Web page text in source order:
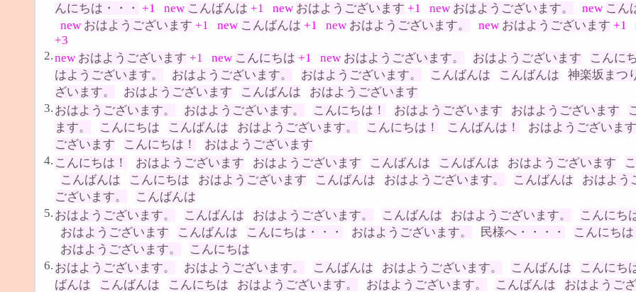
んにちは・・・ +1 new こんばんは +1 new おはようございます +1 new おはようございます。 new こん
new おはようございます +1 new こんばんは +1 new おはようございます。 new おはようございます +1
+3
2.new おはようございます +1 new こんにちは +1 new おはようございます。 おはようございます こんに
はようございます。
おはようございます。 おはようございます。 こんばんは こんばんは 神楽坂まつ
ざいます。
おはようございます こんばんは
おはようございます
3. おはようございます。 おはようございます。 こんにちは！ おはようございます おはようございます
ます。
こんにちは こんばんは おはようございます。 こんにちは！ こんばんは！ おはようございます
ございます
こんにちは！
おはようございます
4. こんにちは！ おはようございます おはようございます こんばんは こんばんは おはようございます
こんばんは
こんにちは おはようございます こんばんは おはようございます。 こんばんは おはよう
ございます。
こんばんは
5. おはようございます。 こんばんは おはようございます。 こんばんは おはようございます。 こんにち
おはようございます
こんばんは こんにちは・・・ おはようございます。 民様へ・・・・ こんにちは
おはようございます。
こんにちは
6. おはようございます。 おはようございます。 こんばんは おはようございます。 こんばんは こんにち
ばんは
こんばんは こんにちは おはようございます。 おはようございます。 こんばんは おはようご